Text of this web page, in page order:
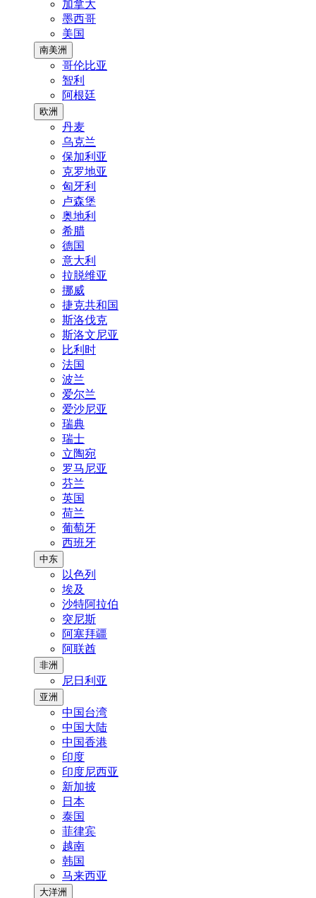
加拿大
墨西哥
美国
南美洲
哥伦比亚
智利
阿根廷
欧洲
丹麦
乌克兰
保加利亚
克罗地亚
匈牙利
卢森堡
奥地利
希腊
德国
意大利
拉脱维亚
挪威
捷克共和国
斯洛伐克
斯洛文尼亚
比利时
法国
波兰
爱尔兰
爱沙尼亚
瑞典
瑞士
立陶宛
罗马尼亚
芬兰
英国
荷兰
葡萄牙
西班牙
中东
以色列
埃及
沙特阿拉伯
突尼斯
阿塞拜疆
阿联酋
非洲
尼日利亚
亚洲
中国台湾
中国大陆
中国香港
印度
印度尼西亚
新加披
日本
泰国
菲律宾
越南
韩国
马来西亚
大洋洲